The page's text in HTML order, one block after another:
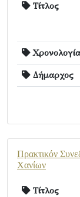
Τίτλος
Χρονολογία
Δήμαρχος
Πρακτικόν
Χανίων
Τίτλος